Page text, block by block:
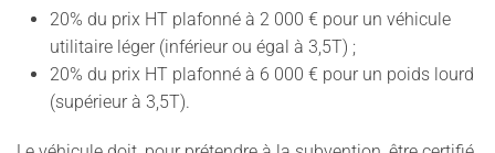
20% du prix HT plafonné à 2 000 € pour un véhicule
utilitaire léger (inférieur ou égal à 3,5T) ;
20% du prix HT plafonné à 6 000 € pour un poids lourd
(supérieur à 3,5T).